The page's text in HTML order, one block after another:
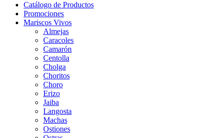
Catálogo de Productos
Promociones
Mariscos Vivos
Almejas
Caracoles
Camarón
Centolla
Cholga
Choritos
Choro
Erizo
Jaiba
Langosta
Machas
Ostiones